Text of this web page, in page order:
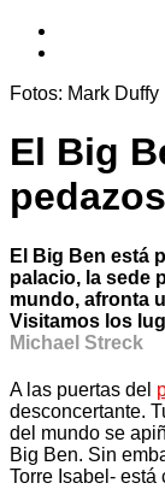
Fotos: Mark Duffy
El Big
pedazos
El Big Ben está
palacio, la sede
mundo, afronta
Visitamos los
Michael Streck
A las puertas del
desconcertante.
del mundo se
Big Ben. Sin
Torre Isabel- está